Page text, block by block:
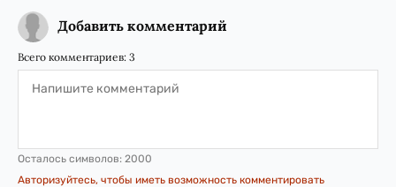
Добавить комментарий
Всего комментариев: 3
Осталось символов: 2000
Авторизуйтесь, чтобы иметь возможность комментировать